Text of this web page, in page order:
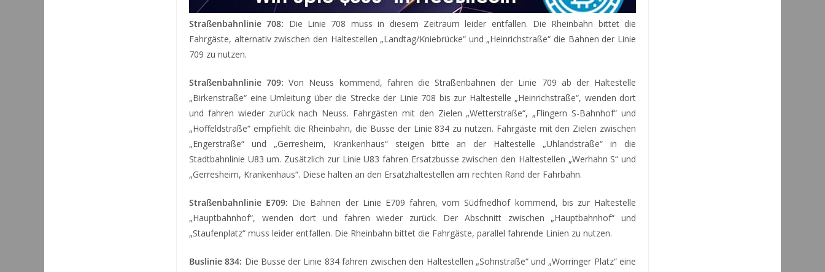
Straßenbahnlinie 708: Die Linie 708 muss in diesem Zeitraum leider entfallen. Die Rheinbahn bittet die
Fahrgäste, alternativ zwischen den Haltestellen „Landtag/Kniebrücke“ und „Heinrichstraße“ die Bahnen der Linie
709 zu nutzen.
Straßenbahnlinie 709: Von Neuss kommend, fahren die Straßenbahnen der Linie 709 ab der Haltestelle
„Birkenstraße“ eine Umleitung über die Strecke der Linie 708 bis zur Haltestelle „Heinrichstraße“, wenden dort
und fahren wieder zurück nach Neuss. Fahrgästen mit den Zielen „Wetterstraße“, „Flingern S-Bahnhof“ und
„Hoffeldstraße“ empfiehlt die Rheinbahn, die Busse der Linie 834 zu nutzen. Fahrgäste mit den Zielen zwischen
„Engerstraße“ und „Gerresheim, Krankenhaus“ steigen bitte an der Haltestelle „Uhlandstraße“ in die
Stadtbahnlinie U83 um. Zusätzlich zur Linie U83 fahren Ersatzbusse zwischen den Haltestellen „Werhahn S“ und
„Gerresheim, Krankenhaus“. Diese halten an den Ersatzhaltestellen am rechten Rand der Fahrbahn.
Straßenbahnlinie E709: Die Bahnen der Linie E709 fahren, vom Südfriedhof kommend, bis zur Haltestelle
„Hauptbahnhof“, wenden dort und fahren wieder zurück. Der Abschnitt zwischen „Hauptbahnhof“ und
„Staufenplatz“ muss leider entfallen. Die Rheinbahn bittet die Fahrgäste, parallel fahrende Linien zu nutzen.
Buslinie 834: Die Busse der Linie 834 fahren zwischen den Haltestellen „Sohnstraße“ und „Worringer Platz“ eine